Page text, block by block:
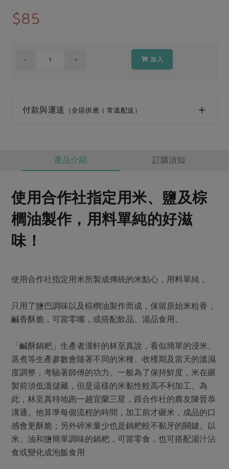
下載專區
地區活動
$85
加入
付款與運送 （全區供應 | 常溫配送）
產品介紹 訂購須知
使用合作社指定用米、鹽及棕
櫚油製作，用料單純的好滋
味！
使用合作社指定用米所製成傳統的米點心，用料單純，
只用了鹽巴調味以及棕櫚油製作而成，保留原始米粒香，
鹹香酥脆，可當零嘴，或搭配飲品、湯品食用。
「鹹酥鍋粑」生產者漢軒的林至真說，看似簡單的浸米、
蒸煮等生產參數會隨著不同的米種、收穫期及當天的溫濕
度調整，考驗著師傅的功力。一般為了保持鮮度，米在碾
製前須低溫儲藏，但是這樣的米黏性較高不利加工。為
此，林至真特地跑一趟宜蘭三星，跟合作社的農友陳晉恭
溝通。他算準每個流程的時間，加工前才碾米，成品的口
感會更酥脆；另外碎米量少也是鍋粑較不黏牙的關鍵。以
米、油和鹽簡單調味的鍋粑，可當零食，也可搭配湯汁沾
食或變化成泡飯食用